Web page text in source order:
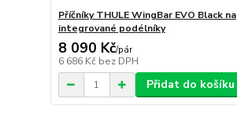
Příčníky THULE WingBar EVO Black na
integrované podélníky
8 090 Kč/pár
6 686 Kč bez DPH
Přidat do košíku